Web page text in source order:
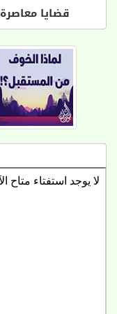
قضايا معاصرة